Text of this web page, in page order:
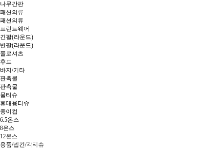
나무간판
패션의류
패션의류
프린트웨어
긴팔(라운드)
반팔(라운드)
폴로셔츠
후드
바지/기타
판촉물
판촉물
물티슈
휴대용티슈
종이컵
6.5온스
8온스
12온스
용품/넵킨/각티슈